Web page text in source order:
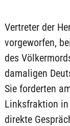
Vertreter der
vorgeworfen,
des
damaligen
Sie forderten
Linksfraktion in
direkte